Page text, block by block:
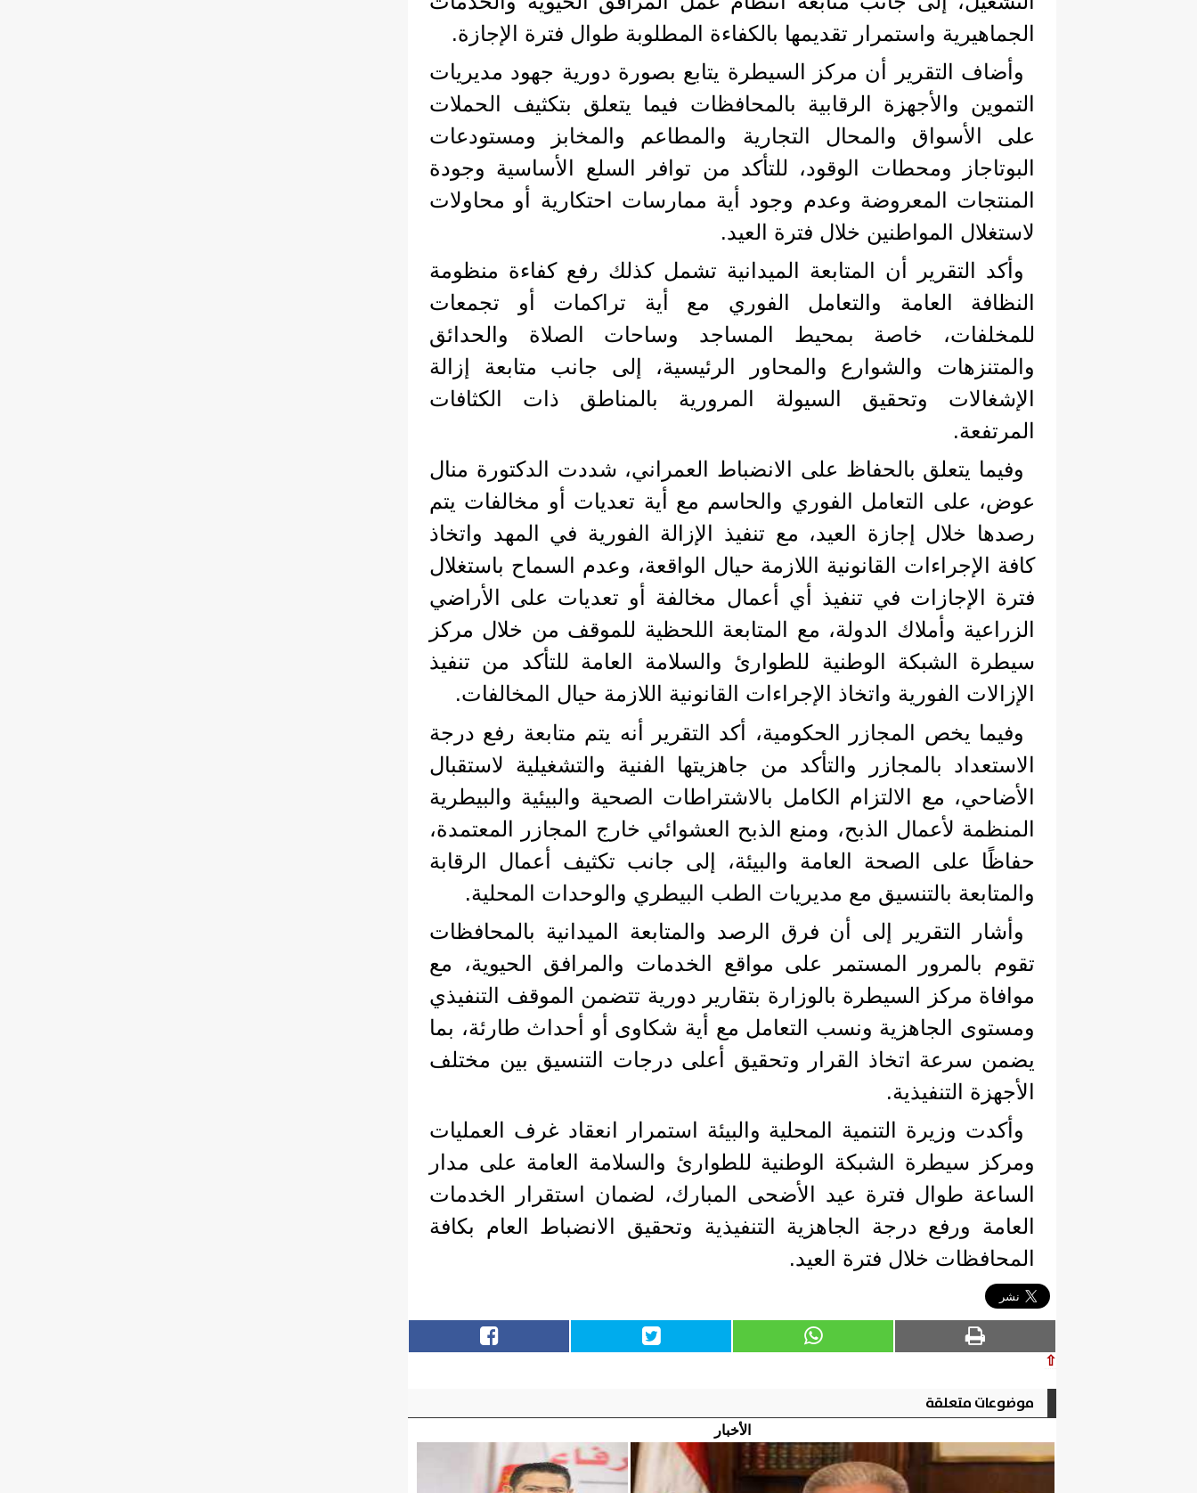
الجماهيرية واستمرار تقديمها بالكفاءة المطلوبة طوال فترة الإجازة.
وأضاف التقرير أن مركز السيطرة يتابع بصورة دورية جهود مديريات
التموين والأجهزة الرقابية بالمحافظات فيما يتعلق بتكثيف الحملات
على الأسواق والمحال التجارية والمطاعم والمخابز ومستودعات
البوتاجاز ومحطات الوقود، للتأكد من توافر السلع الأساسية وجودة
المنتجات المعروضة وعدم وجود أية ممارسات احتكارية أو محاولات
لاستغلال المواطنين خلال فترة العيد.
وأكد التقرير أن المتابعة الميدانية تشمل كذلك رفع كفاءة منظومة
النظافة العامة والتعامل الفوري مع أية تراكمات أو تجمعات
للمخلفات، خاصة بمحيط المساجد وساحات الصلاة والحدائق
والمتنزهات والشوارع والمحاور الرئيسية، إلى جانب متابعة إزالة
الإشغالات وتحقيق السيولة المرورية بالمناطق ذات الكثافات
المرتفعة.
وفيما يتعلق بالحفاظ على الانضباط العمراني، شددت الدكتورة منال
عوض، على التعامل الفوري والحاسم مع أية تعديات أو مخالفات يتم
رصدها خلال إجازة العيد، مع تنفيذ الإزالة الفورية في المهد واتخاذ
كافة الإجراءات القانونية اللازمة حيال الواقعة، وعدم السماح باستغلال
فترة الإجازات في تنفيذ أي أعمال مخالفة أو تعديات على الأراضي
الزراعية وأملاك الدولة، مع المتابعة اللحظية للموقف من خلال مركز
سيطرة الشبكة الوطنية للطوارئ والسلامة العامة للتأكد من تنفيذ
الإزالات الفورية واتخاذ الإجراءات القانونية اللازمة حيال المخالفات.
وفيما يخص المجازر الحكومية، أكد التقرير أنه يتم متابعة رفع درجة
الاستعداد بالمجازر والتأكد من جاهزيتها الفنية والتشغيلية لاستقبال
الأضاحي، مع الالتزام الكامل بالاشتراطات الصحية والبيئية والبيطرية
المنظمة لأعمال الذبح، ومنع الذبح العشوائي خارج المجازر المعتمدة،
حفاظًا على الصحة العامة والبيئة، إلى جانب تكثيف أعمال الرقابة
والمتابعة بالتنسيق مع مديريات الطب البيطري والوحدات المحلية.
وأشار التقرير إلى أن فرق الرصد والمتابعة الميدانية بالمحافظات
تقوم بالمرور المستمر على مواقع الخدمات والمرافق الحيوية، مع
موافاة مركز السيطرة بالوزارة بتقارير دورية تتضمن الموقف التنفيذي
ومستوى الجاهزية ونسب التعامل مع أية شكاوى أو أحداث طارئة، بما
يضمن سرعة اتخاذ القرار وتحقيق أعلى درجات التنسيق بين مختلف
الأجهزة التنفيذية.
وأكدت وزيرة التنمية المحلية والبيئة استمرار انعقاد غرف العمليات
ومركز سيطرة الشبكة الوطنية للطوارئ والسلامة العامة على مدار
الساعة طوال فترة عيد الأضحى المبارك، لضمان استقرار الخدمات
العامة ورفع درجة الجاهزية التنفيذية وتحقيق الانضباط العام بكافة
المحافظات خلال فترة العيد.
⇧
موضوعات متعلقة
الأخبار